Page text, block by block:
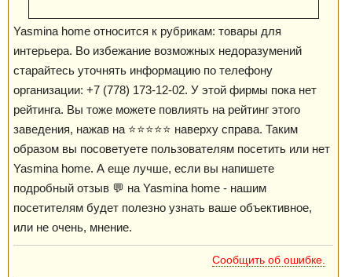
Yasmina home относится к рубрикам: товары для
интерьера. Во избежание возможных недоразумений
старайтесь уточнять информацию по телефону
организации: +7 (778) 173-12-02. У этой фирмы пока нет
рейтинга. Вы тоже можете повлиять на рейтинг этого
заведения, нажав на ⭐️⭐️⭐️⭐️⭐️ наверху справа. Таким
образом вы посоветуете пользователям посетить или нет
Yasmina home. А еще лучше, если вы напишете
подробный отзыв 💬 на Yasmina home - нашим
посетителям будет полезно узнать ваше объективное,
или не очень, мнение.
Сообщить об ошибке.